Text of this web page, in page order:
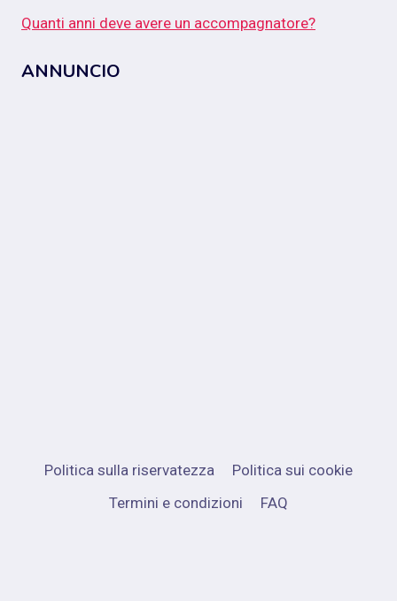
Quanti anni deve avere un accompagnatore?
ANNUNCIO
Politica sulla riservatezza
Politica sui cookie
Termini e condizioni
FAQ